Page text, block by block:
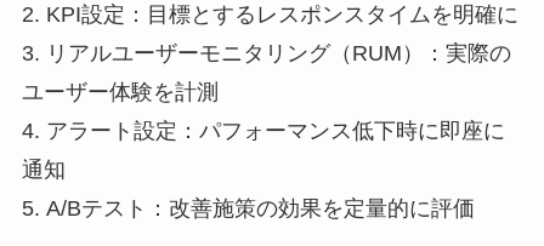
2. KPI設定：目標とするレスポンスタイムを明確に
3. リアルユーザーモニタリング（RUM）：実際の
ユーザー体験を計測
4. アラート設定：パフォーマンス低下時に即座に
通知
5. A/Bテスト：改善施策の効果を定量的に評価